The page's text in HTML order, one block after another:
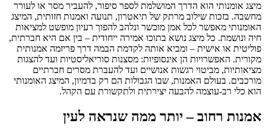
מיצג אומנותי הוא הדרך המושלמת לספר סיפור, להעביר מסר או לעורר
מחשבה. בזכות שילוב מרתק של תיאטרון, תנועה ואמנות חזותית, המיצג
האומנותי מאפשר לכל אמן מוכשר ונלהב להפוך רעיון מופשט למציאות
חיה ונושמת. כל מיצג נושא בתוכו אמירה ייחודית – בין אם היא חברתית,
פוליטית או אישית – ומביא אותה לקדמת הבמה דרך פריזמה אמנותית
מקורית. האפשרויות הן אינסופיות: מסצנות סוריאליסטיות ועד להצגות
מציאותיות, מביטוי רגשות אנושיים ועד להעברת מסרים חברתיים
מורכבים. בעולם האמנות, שבו הגבולות הם רק בדמיון, המיצג האומנותי
הוא כלי רב-עוצמה להבעה יצירתית ולתקשורת עם הקהל.
אמנות רחוב – יותר ממה שנראה לעין